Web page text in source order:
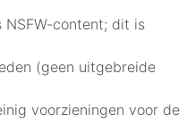
content; dit is
(geen uitgebreide
voorzieningen voor de